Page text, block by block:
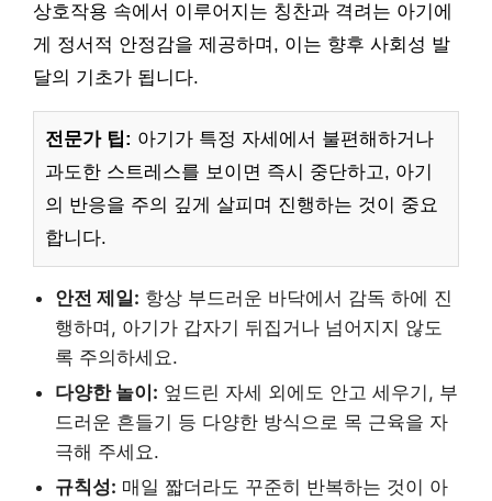
상호작용 속에서 이루어지는 칭찬과 격려는 아기에
게 정서적 안정감을 제공하며, 이는 향후 사회성 발
달의 기초가 됩니다.
전문가 팁: 아기가 특정 자세에서 불편해하거나
과도한 스트레스를 보이면 즉시 중단하고, 아기
의 반응을 주의 깊게 살피며 진행하는 것이 중요
합니다.
안전 제일: 항상 부드러운 바닥에서 감독 하에 진
행하며, 아기가 갑자기 뒤집거나 넘어지지 않도
록 주의하세요.
다양한 놀이: 엎드린 자세 외에도 안고 세우기, 부
드러운 흔들기 등 다양한 방식으로 목 근육을 자
극해 주세요.
규칙성: 매일 짧더라도 꾸준히 반복하는 것이 아